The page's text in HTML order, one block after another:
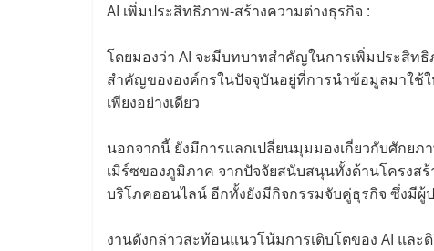
AI เพิ่มประสิทธิภาพ-สร้างความต่างธุรกิจ :
โดยมองว่า AI จะมีบทบาทสำคัญในการเพิ่มประสิ
สำคัญขององค์กรในปัจจุบันอยู่ที่การนำข้อมูลมาใช้
เพียงอย่างเดียว
นอกจากนี้ ยังมีการแลกเปลี่ยนมุมมองเกี่ยวกับศักย
เมิร์ซของภูมิภาค จากปัจจัยสนับสนุนทั้งด้านโครงส
บริโภคออนไลน์ อีกทั้งยังมีกิจกรรมจับคู่ธุรกิจ ซึ่งมีผู้
งานดังกล่าวสะท้อนแนวโน้มการเติบโตของ AI แล